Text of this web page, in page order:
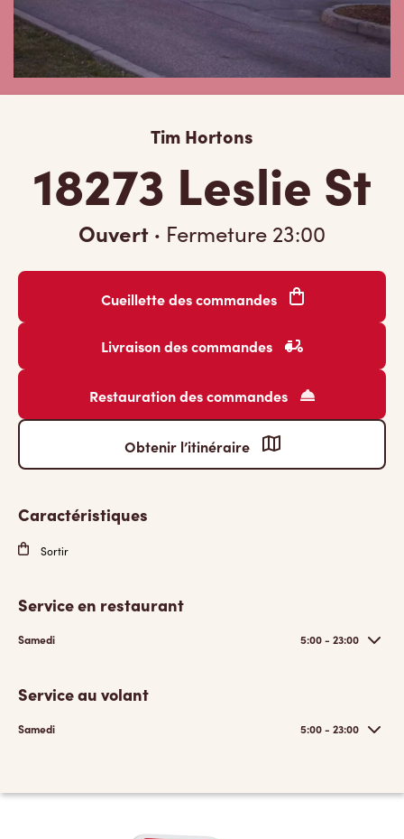
Tim Hortons
18273 Leslie St
Ouvert · Fermeture 23:00
Cueillette des commandes
Livraison des commandes
Restauration des commandes
Obtenir l’itinéraire
Caractéristiques
Sortir
Service en restaurant
Samedi 5:00 - 23:00
Service au volant
Samedi 5:00 - 23:00